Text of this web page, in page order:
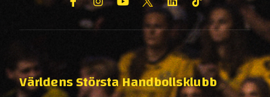
Världens Största Handbollsklubb